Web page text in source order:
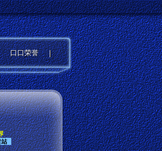
口口荣誉